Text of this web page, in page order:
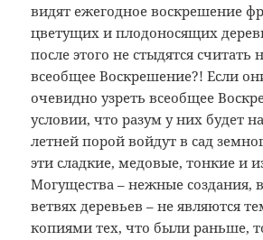
видят ежегодное воскрешение
цветущих и плодоносящих
после этого не стыдятся
всеобщее Воскрешение?! Если
очевидно узреть всеобщее
условии, что разум у них будет
летней порой войдут в сад
эти сладкие, медовые, тонкие и
Могущества – нежные создания,
ветвях деревьев – не являются
копиями тех, что были раньше,